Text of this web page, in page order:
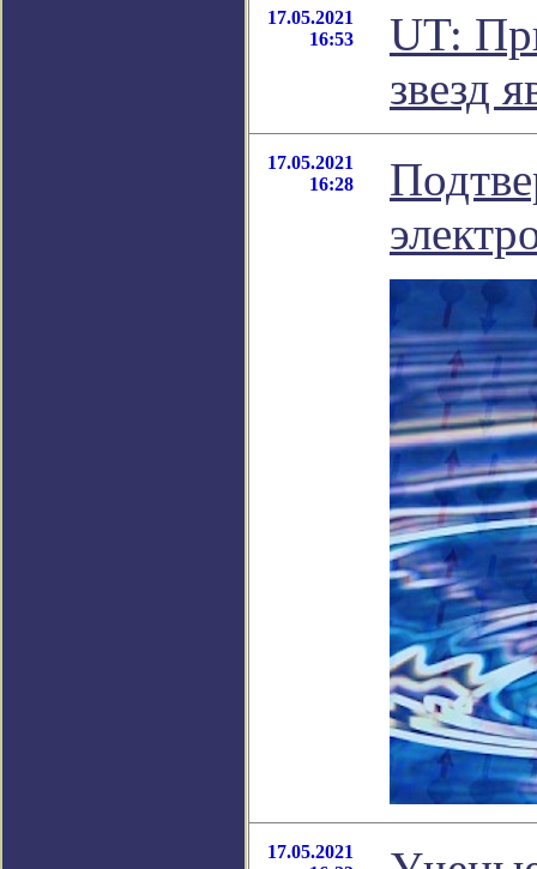
17.05.2021
16:53
UT:
звезд
17.05.2021
16:28
17.05.2021